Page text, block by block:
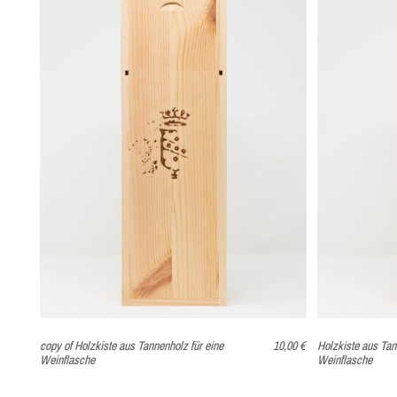
PREIS
PREIS
copy of Holzkiste aus Tannenholz für eine
Weinflasche
10,00 €
Holzkiste aus
Weinflasche